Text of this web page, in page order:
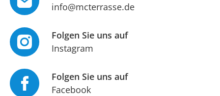
info@mcterrasse.de
Folgen Sie uns auf
Instagram
Folgen Sie uns auf
Facebook